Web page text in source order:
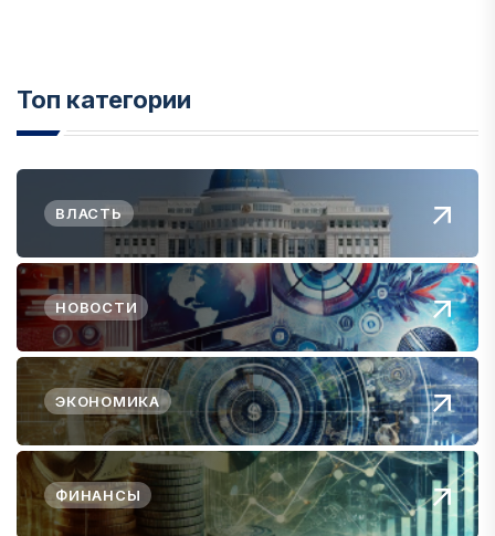
Топ категории
ВЛАСТЬ
НОВОСТИ
ЭКОНОМИКА
ФИНАНСЫ